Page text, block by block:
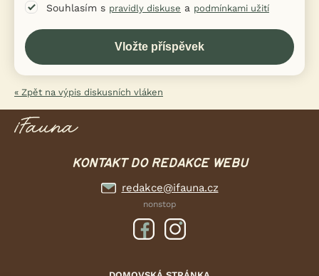
Souhlasím s pravidly diskuse a podmínkami užití
« Zpět na výpis diskusních vláken
KONTAKT DO REDAKCE WEBU
redakce@ifauna.cz
nonstop